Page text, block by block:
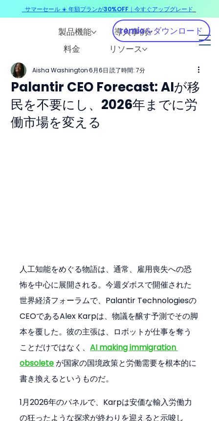
製品機能
導入事例
料金
リソース
remioをダウンロード
Palantir CEO Forecast: AIが移
民を不要にし、2026年までに労
働市場を変える
Aisha Washington 6月6日 読了時間: 7分
人工知能をめぐる物語は、通常、雇用喪失への恐
怖を中心に展開される。今週ダボスで開催された
世界経済フォーラムで、Palantir Technologiesの
CEOであるAlex Karpは、物議を醸す予測でその脚
本を覆した。彼の主張は、ロボットが仕事を奪う
ことだけではなく、AI making immigration
obsolete が国家の国境政策と労働需要を根本的に
書き換えるというものだ。
1月2026年のパネルで、Karpは安価な輸入労働力
の狂ったような探求が終わりを迎えると示唆し
サマーセール ☀️ 年額プランが30%OFF｜今すぐアップグレード